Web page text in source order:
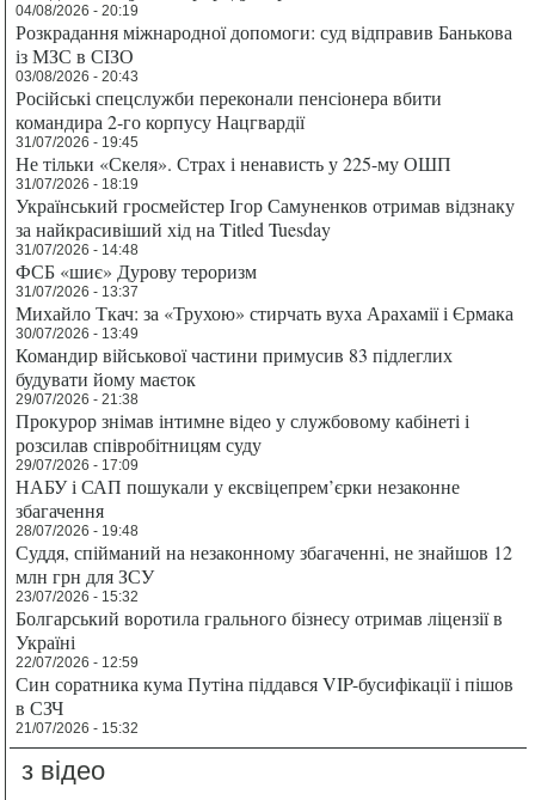
04/08/2026 - 20:19
Розкрадання міжнародної допомоги: суд відправив Банькова
із МЗС в СІЗО
03/08/2026 - 20:43
Російські спецслужби переконали пенсіонера вбити
командира 2-го корпусу Нацгвардії
31/07/2026 - 19:45
Не тільки «Скеля». Страх і ненависть у 225-му ОШП
31/07/2026 - 18:19
Український гросмейстер Ігор Самуненков отримав відзнаку
за найкрасивіший хід на Titled Tuesday
31/07/2026 - 14:48
ФСБ «шиє» Дурову тероризм
31/07/2026 - 13:37
Михайло Ткач: за «Трухою» стирчать вуха Арахамії і Єрмака
30/07/2026 - 13:49
Командир військової частини примусив 83 підлеглих
будувати йому маєток
29/07/2026 - 21:38
Прокурор знімав інтимне відео у службовому кабінеті і
розсилав співробітницям суду
29/07/2026 - 17:09
НАБУ і САП пошукали у ексвіцепрем’єрки незаконне
збагачення
28/07/2026 - 19:48
Суддя, спійманий на незаконному збагаченні, не знайшов 12
млн грн для ЗСУ
23/07/2026 - 15:32
Болгарський воротила грального бізнесу отримав ліцензії в
Україні
22/07/2026 - 12:59
Син соратника кума Путіна піддався VIP-бусифікації і пішов
в СЗЧ
21/07/2026 - 15:32
з відео